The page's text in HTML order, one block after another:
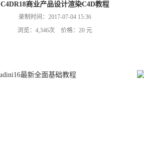
C4DR18商业产品设计渲染C4D教程
录制时间：2017-07-04 15:36
浏览：4,346次 价格：20 元